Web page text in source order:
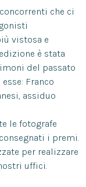
che ci
vistosa e
è stata
del passato
Franco
assiduo
le fotografe
i premi.
per realizzare
uffici.